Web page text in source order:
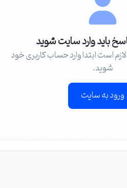
باید وارد سایت شوید
ابتدا وارد حساب کاربری خود
شوید.
به سایت